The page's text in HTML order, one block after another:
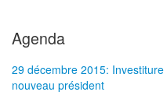
Agenda
29 décembre 2015: Investiture
nouveau président